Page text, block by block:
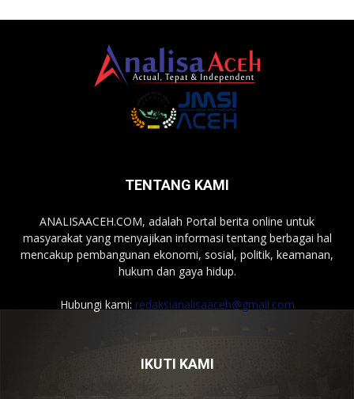
TENTANG KAMI
ANALISAACEH.COM, adalah Portal berita online untuk
masyarakat yang menyajikan informasi tentang berbagai hal
mencakup pembangunan ekonomi, sosial, politik, keamanan,
hukum dan gaya hidup.
Hubungi kami: redaksianalisaaceh@gmail.com
IKUTI KAMI